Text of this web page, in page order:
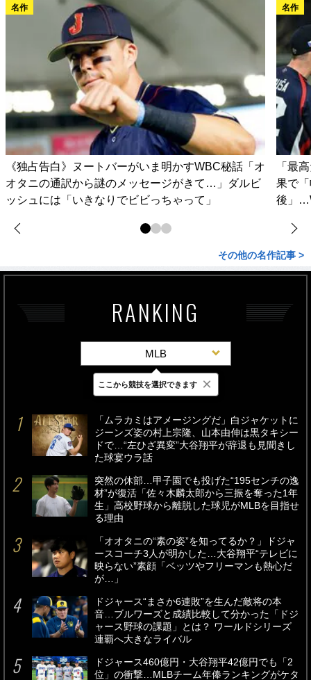
名作
《独占告白》ヌートバーがいま明かすWBC秘話「オ
オタニの通訳から謎のメッセージがきて…」ダルビ
ッシュには「いきなりでビビっちゃって」
名作
「最
果で
後」
その他の名作記事 >
RANKING
MLB
最新 24時間 週間
「ムラカミはアメージングだ」白ジャケットに
ジーンズ姿の村上宗隆、山本由伸は黒タキシー
ドで…“左ひざ異変”大谷翔平が辞退も見聞きし
た球宴ウラ話
突然の休部…甲子園でも投げた“195センチの逸
材”が復活「佐々木麟太郎から三振を奪った1年
生」高校野球から離脱した球児がMLBを目指せ
る理由
「オオタニの“素の姿”を知ってるか？」ドジャ
ースコーチ3人が明かした…大谷翔平“テレビに
映らない”素顔「ベッツやフリーマンも熱心だ
が…」
ドジャース“まさか6連敗”を生んだ敵将の本
音…ブルワーズと成績比較して分かった「ドジ
ャース野球の課題」とは？ ワールドシリーズ
連覇へ大きなライバル
ドジャース460億円・大谷翔平42億円でも「2
位」の衝撃…MLBチーム年俸ランキングがケタ
ここから競技を選択できます ×